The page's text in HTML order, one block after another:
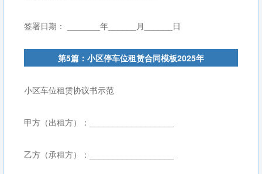
签署日期： _______年______月______日
第5篇：小区停车位租赁合同模板2025年
小区车位租赁协议书示范
甲方（出租方）：__________________
乙方（承租方）：__________________